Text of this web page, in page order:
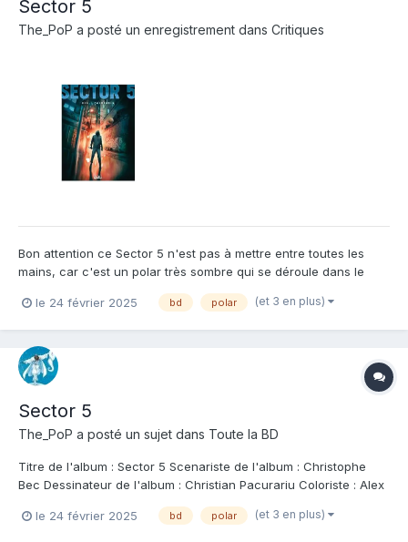
Sector 5
The_PoP a posté un enregistrement dans Critiques
Bon attention ce Sector 5 n'est pas à mettre entre toutes les
mains, car c'est un polar très sombre qui se déroule dans le
très attaché à la Roumanie comme il l'explique en préambule et
le 24 février 2025 bd polar (et 3 en plus)
Sector 5
The_PoP a posté un sujet dans Toute la BD
Titre de l'album : Sector 5 Scenariste de l'album : Christophe
Bec Dessinateur de l'album : Christian Pacurariu Coloriste : Alex
L'inspecteur Marian Ferentari enquête sur le crime d'un avocat
le 24 février 2025 bd polar (et 3 en plus)